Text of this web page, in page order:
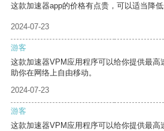
这款加速器app的价格有点贵，可以适当降低
2024-07-23
游客
这款加速器VPM应用程序可以给你提供最高
助你在网络上自由移动。
2024-07-23
游客
这款加速器VPM应用程序可以给你提供最高